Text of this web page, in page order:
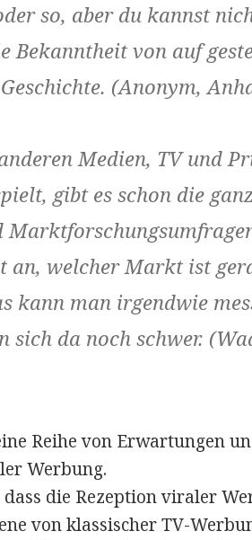
so, aber du kannst
Bekanntheit von auf
(Anonym,
Medien, TV und
gibt es schon die
an, welcher Markt ist
kann man irgendwie
sich da noch schwer.
Reihe von Erwartungen
Werbung.
die Rezeption viraler
von klassischer TV-